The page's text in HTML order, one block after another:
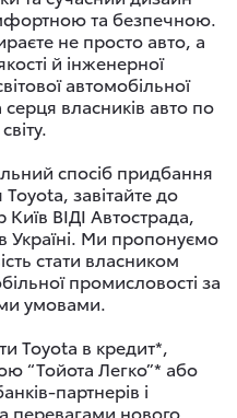
та безпечною.
не просто авто, а
й інженерної
автомобільної
серця власників авто по
спосіб придбання
Toyota, завітайте до
ВІДІ Автострада,
Україні. Ми пропонуємо
стати власником
промисловості за
умовами.
Toyota в кредит*,
“Тойота Легко”* або
партнерів і
перевагами нового